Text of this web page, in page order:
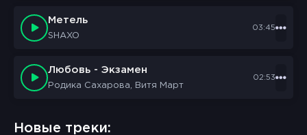
Метель
SHAXO
03:45
Любовь - Экзамен
Родика Сахарова, Витя Март
02:53
Новые треки: